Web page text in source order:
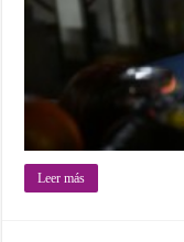
Leer más